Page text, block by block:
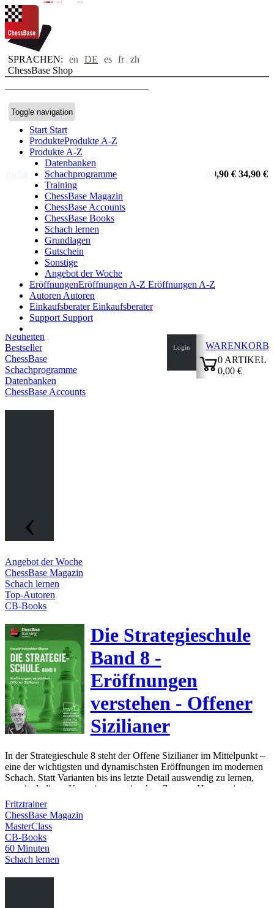
SPRACHEN: en DE es fr zh
ChessBase Shop
Toggle navigation
Start Start
ProdukteProdukte A-Z
Produkte A-Z
Datenbanken
Schachprogramme
Training
ChessBase Magazin
ChessBase Accounts
ChessBase Books
Schach lernen
Grundlagen
Gutschein
Sonstige
Angebot der Woche
EröffnungenEröffnungen A-Z Eröffnungen A-Z
Autoren Autoren
EinkaufsberaterEinkaufsberater
Support Support
Login
WARENKORB
0 ARTIKEL
0,00 €
Neuheiten
neu
Bestseller
neu
ChessBase
neu
Schachprogramme
neu
Datenbanken
neu
ChessBase Accounts
‹
Angebot der Woche
ChessBase Magazin
Schach lernen
Top-Autoren
CB-Books
Die Strategieschule
Band 8 -
Eröffnungen
verstehen - Offener
Sizilianer
In der Strategieschule 8 steht der Offene Sizilianer im Mittelpunkt –
eine der wichtigsten und dynamischsten Eröffnungen im modernen
Schach. Statt Varianten bis ins letzte Detail auswendig zu lernen,
vermittelt dieser Kurs einen praxisnahen Zugang: Hauptvarianten
spielen, die dahinterliegenden Ideen verstehen und mit gesundem
Selbstvertrauen ans Brett gehen. Ziel ist es, strategisches Verständnis
und taktische Schlagkraft zu entwickeln, nicht bloß Theorie zu
reproduzieren.
Kostenloses Beispielvideo:
Kostenloses Beispielvideo:
mehr Angebote 49,90 € 34,90 €
Fritztrainer
neu
ChessBase Magazin
MasterClass
CB-Books
60 Minuten
Schach lernen